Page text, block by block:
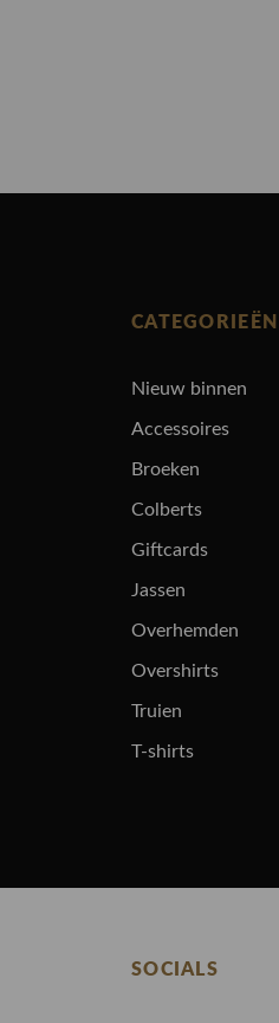
Nieuw binnen
Accessoires
Broeken
Colberts
Giftcards
Jassen
Overhemden
Overshirts
Truien
T-shirts
SOCIALS